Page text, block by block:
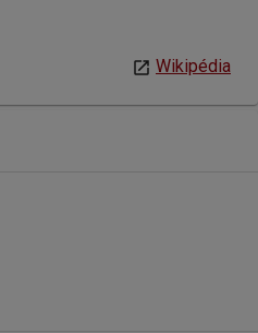
Wikipédia